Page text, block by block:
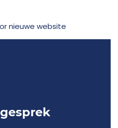
nieuwe website